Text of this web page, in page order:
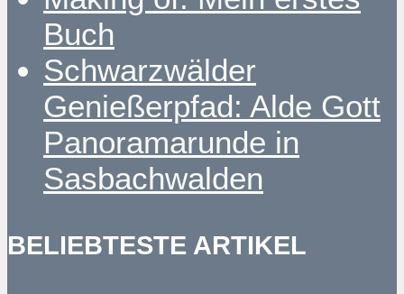
Buch
Schwarzwälder
Genießerpfad: Alde Gott
Panoramarunde in
Sasbachwalden
BELIEBTESTE ARTIKEL